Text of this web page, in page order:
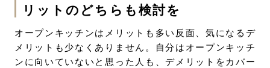
リットのどちらも検討を
オープンキッチンはメリットも多い反面、気になるデ
メリットも少なくありません。自分はオープンキッチ
ンに向いていないと思った人も、デメリットをカバー